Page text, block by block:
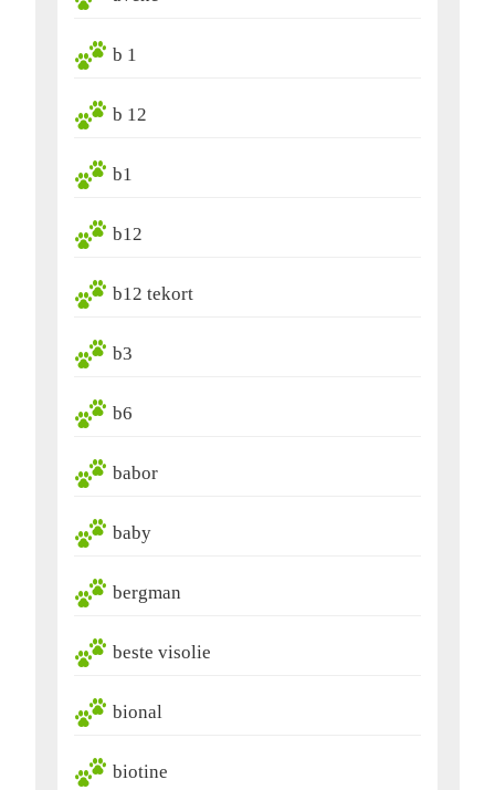
b 1
b 12
b1
b12
b12 tekort
b3
b6
babor
baby
bergman
beste visolie
bional
biotine